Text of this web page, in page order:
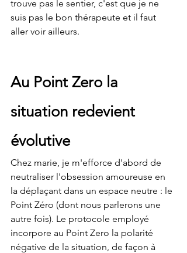
trouve pas le sentier, c'est que je ne
suis pas le bon thérapeute et il faut
aller voir ailleurs.
Au Point Zero la
situation redevient
évolutive
Chez marie, je m'efforce d'abord de
neutraliser l'obsession amoureuse en
la déplaçant dans un espace neutre : le
Point Zéro (dont nous parlerons une
autre fois). Le protocole employé
incorpore au Point Zero la polarité
négative de la situation, de façon à